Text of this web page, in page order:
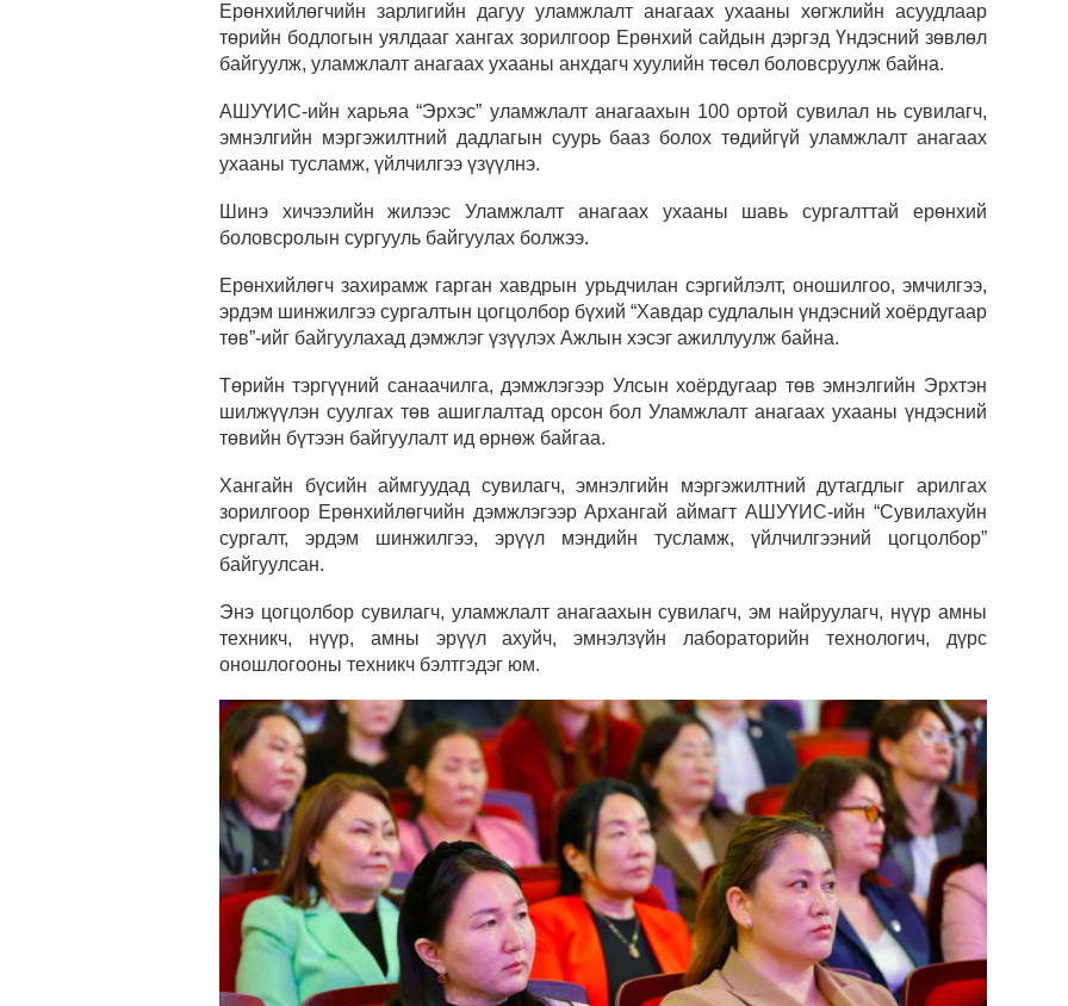
Ерөнхийлөгчийн зарлигийн дагуу уламжлалт анагаах ухааны хөгжлийн асуудлаар
төрийн бодлогын уялдааг хангах зорилгоор Ерөнхий сайдын дэргэд Үндэсний зөвлөл
байгуулж, уламжлалт анагаах ухааны анхдагч хуулийн төсөл боловсруулж байна.
АШУҮИС-ийн харьяа “Эрхэс” уламжлалт анагаахын 100 ортой сувилал нь сувилагч,
эмнэлгийн мэргэжилтний дадлагын суурь бааз болох төдийгүй уламжлалт анагаах
ухааны тусламж, үйлчилгээ үзүүлнэ.
Шинэ хичээлийн жилээс Уламжлалт анагаах ухааны шавь сургалттай ерөнхий
боловсролын сургууль байгуулах болжээ.
Ерөнхийлөгч захирамж гарган хавдрын урьдчилан сэргийлэлт, оношилгоо, эмчилгээ,
эрдэм шинжилгээ сургалтын цогцолбор бүхий “Хавдар судлалын үндэсний хоёрдугаар
төв”-ийг байгуулахад дэмжлэг үзүүлэх Ажлын хэсэг ажиллуулж байна.
Төрийн тэргүүний санаачилга, дэмжлэгээр Улсын хоёрдугаар төв эмнэлгийн Эрхтэн
шилжүүлэн суулгах төв ашиглалтад орсон бол Уламжлалт анагаах ухааны үндэсний
төвийн бүтээн байгуулалт ид өрнөж байгаа.
Хангайн бүсийн аймгуудад сувилагч, эмнэлгийн мэргэжилтний дутагдлыг арилгах
зорилгоор Ерөнхийлөгчийн дэмжлэгээр Архангай аймагт АШУҮИС-ийн “Сувилахуйн
сургалт, эрдэм шинжилгээ, эрүүл мэндийн тусламж, үйлчилгээний цогцолбор”
байгуулсан.
Энэ цогцолбор сувилагч, уламжлалт анагаахын сувилагч, эм найруулагч, нүүр амны
техникч, нүүр, амны эрүүл ахуйч, эмнэлзүйн лабораторийн технологич, дүрс
оношлогооны техникч бэлтгэдэг юм.